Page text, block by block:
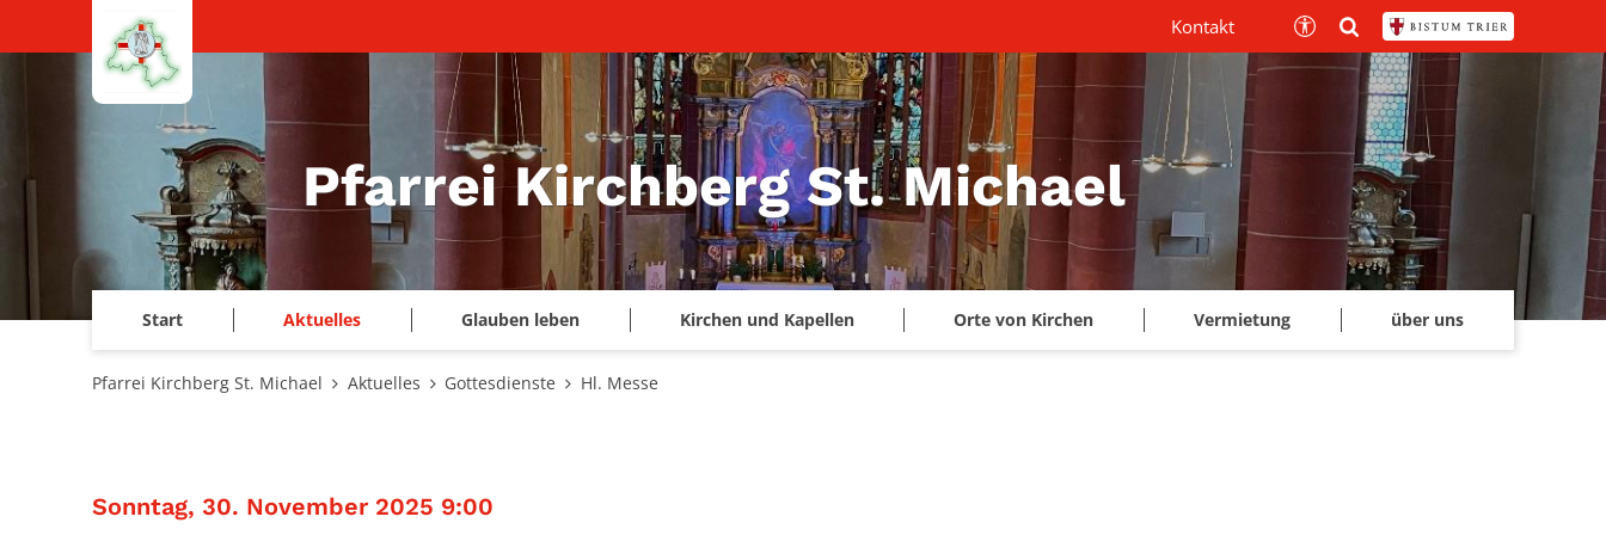
Zum Inhalt springen
Pfarrei Kirchberg St. Michael
Start Aktuelles Glauben leben Kirchen und Kapellen Orte von Kirchen Vermietung über uns
Kontakt
Pfarrei Kirchberg St. Michael Aktuelles Gottesdienste Hl. Messe
Sonntag, 30. November 2025 9:00